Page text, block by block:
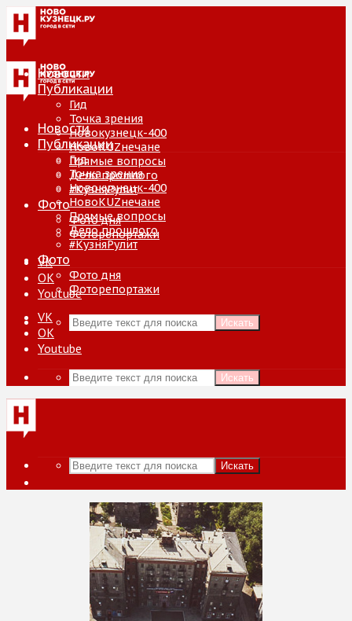
Новости
Публикации
Гид
Точка зрения
Новокузнецк-400
НовоKUZнечане
Прямые вопросы
Дело прошлого
#КузняРулит
Фото
Фото дня
Фоторепортажи
VK
ОК
Youtube
Искать
Новости
Публикации
Гид
Точка зрения
Новокузнецк-400
НовоKUZнечане
Прямые вопросы
Дело прошлого
#КузняРулит
Фото
Фото дня
Фоторепортажи
VK
ОК
Youtube
Искать
Искать